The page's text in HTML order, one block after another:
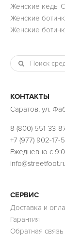
Женские кеды
Женские
Женские
КОНТАКТЫ
Саратов, ул.
8 (800) 551-33-
+7 (977) 902-17-
Ежедневно с
СЕРВИС
Доставка и
Гарантия
Обратная связь